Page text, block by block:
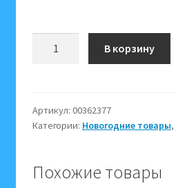
Лошадь
прозрачно-
В корзину
Артикул: 00362377
Категории: Новогодние товары,
Похожие товары